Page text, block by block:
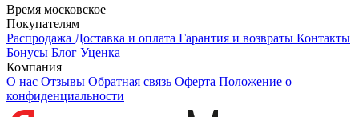
Время московское
Покупателям
Распродажа Доставка и оплата Гарантия и возвраты Контакты
Бонусы Блог Уценка
Компания
О нас Отзывы Обратная связь Оферта Положение о
конфиденциальности